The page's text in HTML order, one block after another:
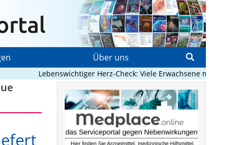
Über uns
Lebenswichtiger Herz-Check: Viele Erwachsene mit